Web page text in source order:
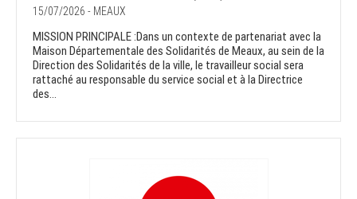
15/07/2026 - MEAUX
MISSION PRINCIPALE :Dans un contexte de partenariat avec la
Maison Départementale des Solidarités de Meaux, au sein de la
Direction des Solidarités de la ville, le travailleur social sera
rattaché au responsable du service social et à la Directrice
des...